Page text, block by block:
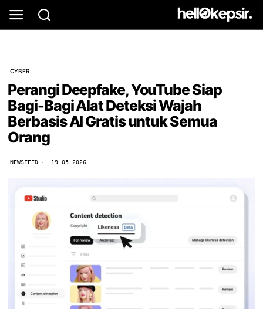
CYBER
Perangi Deepfake, YouTube Siap
Bagi-Bagi Alat Deteksi Wajah
Berbasis AI Gratis untuk Semua
Orang
NEWSFEED 19.05.2026